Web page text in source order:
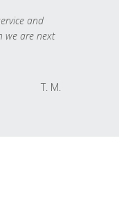
and
we are next
T. M.